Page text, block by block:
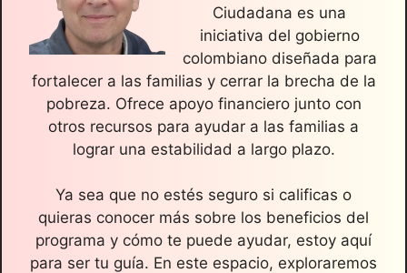
Ciudadana es una
iniciativa del gobierno
colombiano diseñada para
fortalecer a las familias y cerrar la brecha de la
pobreza. Ofrece apoyo financiero junto con
otros recursos para ayudar a las familias a
lograr una estabilidad a largo plazo.
Ya sea que no estés seguro si calificas o
quieras conocer más sobre los beneficios del
programa y cómo te puede ayudar, estoy aquí
para ser tu guía. En este espacio, exploraremos